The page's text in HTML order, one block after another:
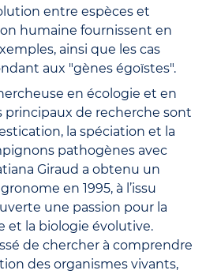
entre espèces et
humaine fournissent en
ainsi que les cas
aux "gènes égoïstes".
en écologie et en
principaux de recherche sont
la spéciation et la
pathogènes avec
Giraud a obtenu un
en 1995, à l’issu
une passion pour la
et la biologie évolutive.
de chercher à comprendre
des organismes vivants,